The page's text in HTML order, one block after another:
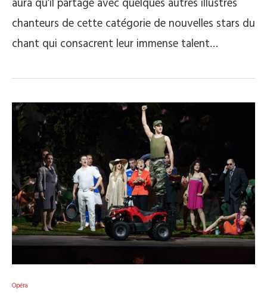
aura qu’il partage avec quelques autres illustres
chanteurs de cette catégorie de nouvelles stars du
chant qui consacrent leur immense talent…
Opéra